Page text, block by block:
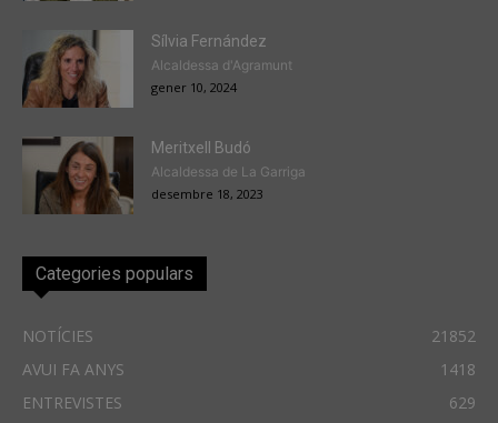
Sílvia Fernández
Alcaldessa d'Agramunt
gener 10, 2024
Meritxell Budó
Alcaldessa de La Garriga
desembre 18, 2023
Categories populars
NOTÍCIES
21852
AVUI FA ANYS
1418
ENTREVISTES
629